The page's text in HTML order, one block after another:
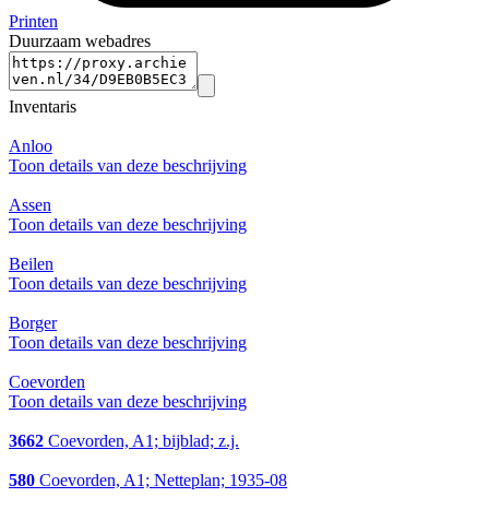
Printen
Duurzaam webadres
Inventaris
Anloo
Toon details van deze beschrijving
Assen
Toon details van deze beschrijving
Beilen
Toon details van deze beschrijving
Borger
Toon details van deze beschrijving
Coevorden
Toon details van deze beschrijving
3662 Coevorden, A1; bijblad; z.j.
580 Coevorden, A1; Netteplan; 1935-08